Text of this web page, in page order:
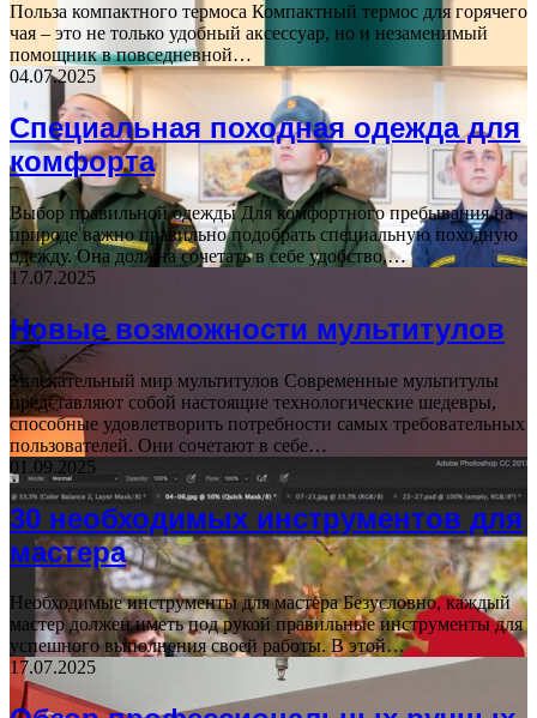
Польза компактного термоса Компактный термос для горячего
чая – это не только удобный аксессуар, но и незаменимый
помощник в повседневной…
04.07.2025
Специальная походная одежда для
комфорта
Выбор правильной одежды Для комфортного пребывания на
природе важно правильно подобрать специальную походную
одежду. Она должна сочетать в себе удобство,…
17.07.2025
Новые возможности мультитулов
Увлекательный мир мультитулов Современные мультитулы
представляют собой настоящие технологические шедевры,
способные удовлетворить потребности самых требовательных
пользователей. Они сочетают в себе…
01.09.2025
30 необходимых инструментов для
мастера
Необходимые инструменты для мастера Безусловно, каждый
мастер должен иметь под рукой правильные инструменты для
успешного выполнения своей работы. В этой…
17.07.2025